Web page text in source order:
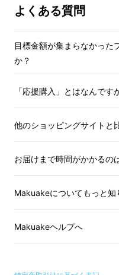
Air Tent
バーハング構造（
よくある質問
目標金額が集まらなかった
か？
「応援購入」とはなんです
他のショッピングサイトと
お届けまで時間がかかるの
Makuakeについてもっと知
Makuakeヘルプへ